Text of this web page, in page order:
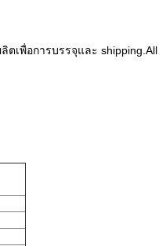
เพื่อการบรรจุและ